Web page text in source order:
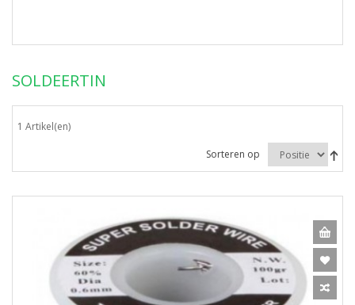
SOLDEERTIN
1 Artikel(en)
Sorteren op